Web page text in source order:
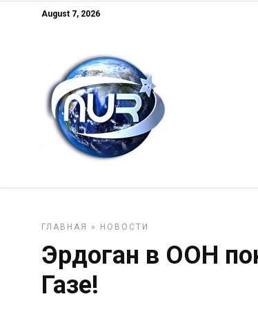
August 7, 2026
ГЛАВНАЯ » НОВОСТИ
Эрдоган в ООН
Газе!